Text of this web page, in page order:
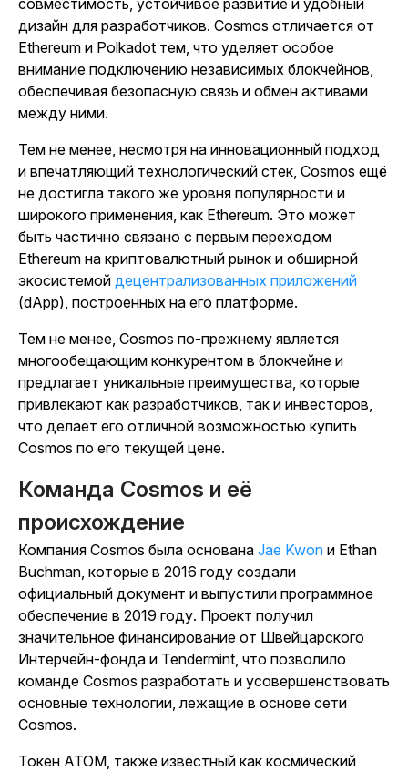
совместимость, устойчивое развитие и удобный
дизайн для разработчиков. Cosmos отличается от
Ethereum и Polkadot тем, что уделяет особое
внимание подключению независимых блокчейнов,
обеспечивая безопасную связь и обмен активами
между ними.
Тем не менее, несмотря на инновационный подход
и впечатляющий технологический стек, Cosmos ещё
не достигла такого же уровня популярности и
широкого применения, как Ethereum. Это может
быть частично связано с первым переходом
Ethereum на криптовалютный рынок и обширной
экосистемой децентрализованных приложений
(dApp), построенных на его платформе.
Тем не менее, Cosmos по-прежнему является
многообещающим конкурентом в блокчейне и
предлагает уникальные преимущества, которые
привлекают как разработчиков, так и инвесторов,
что делает его отличной возможностью купить
Cosmos по его текущей цене.
Команда Cosmos и её
происхождение
Компания Cosmos была основана Jae Kwon и Ethan
Buchman, которые в 2016 году создали
официальный документ и выпустили программное
обеспечение в 2019 году. Проект получил
значительное финансирование от Швейцарского
Интерчейн-фонда и Tendermint, что позволило
команде Cosmos разработать и усовершенствовать
основные технологии, лежащие в основе сети
Cosmos.
Токен ATOM, также известный как космический